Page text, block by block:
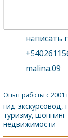
написать
malina.09
Опыт работы с 2001
гид-экскурсовод,
туризму,
недвижимости